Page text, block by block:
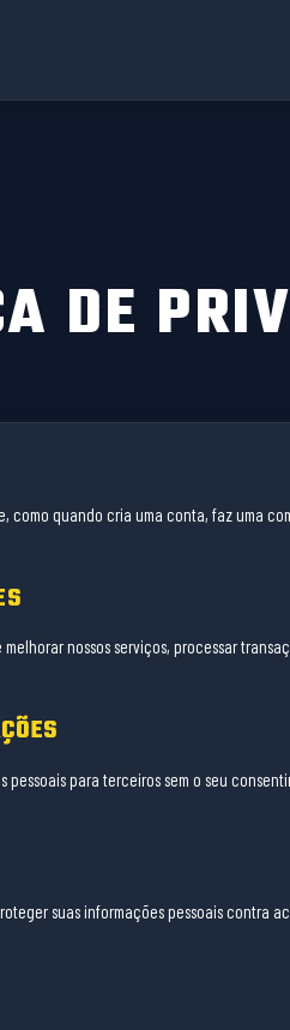
DE
como quando cria uma conta, faz uma
nossos serviços, processar
pessoais para terceiros sem o seu
suas informações pessoais contra